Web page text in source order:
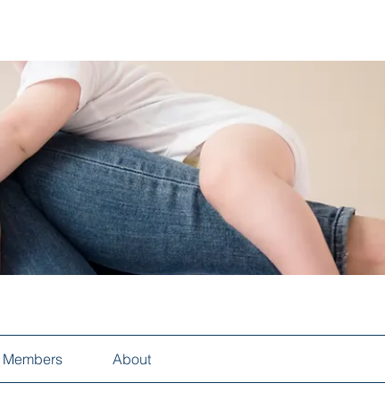
Members About